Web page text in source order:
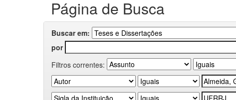
Página de Busca
Buscar em:
por
Filtros correntes: